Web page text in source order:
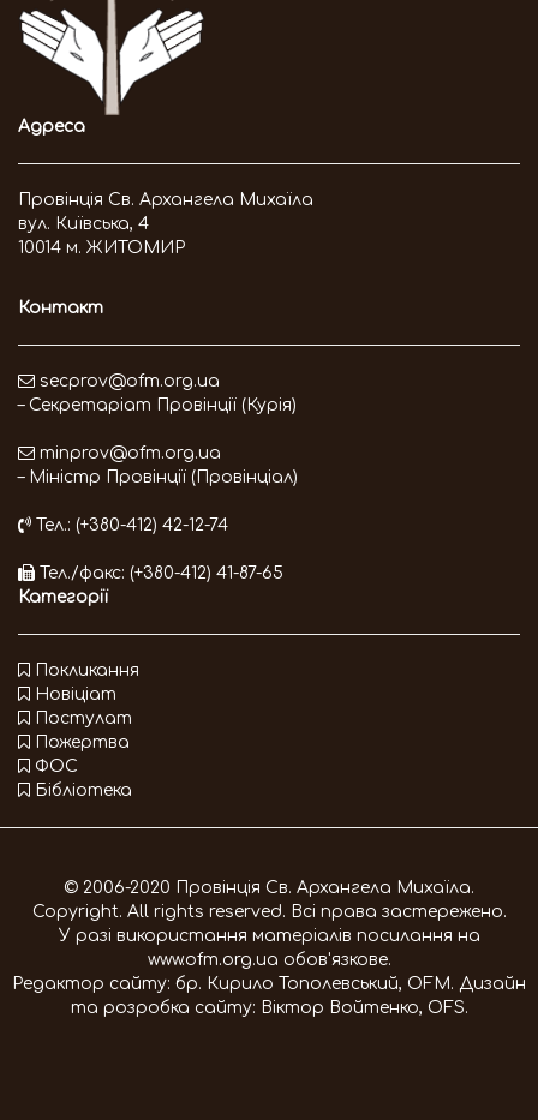
Адреса
Провінція Св. Архангела Михаїла
вул. Київська, 4
10014 м. ЖИТОМИР
Контакт
secprov@ofm.org.ua
– Секретаріат Провінції (Курія)
minprov@ofm.org.ua
– Міністр Провінції (Провінціал)
Тел.: (+380-412) 42-12-74
Тел./факс: (+380-412) 41-87-65
Категорії
Покликання
Новіціат
Постулат
Пожертва
ФОС
Бібліотека
© 2006-2020 Провінція Св. Архангела Михаїла.
Copyright. All rights reserved. Всі права застережено.
У разі використання матеріалів посилання на
www.ofm.org.ua обов'язкове.
Редактор сайту: бр. Кирило Тополевський, OFM. Дизайн
та розробка сайту: Віктор Войтенко, OFS.